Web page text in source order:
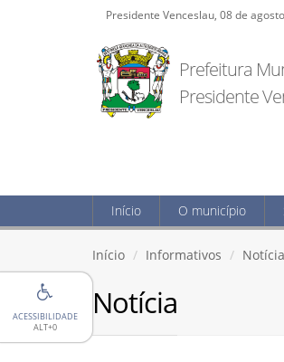
ACESSIBILIDADE
ALT+0
Presidente Venceslau, 08 de
Prefeitura
Presidente
Início O município
Início Informativos
Notícia